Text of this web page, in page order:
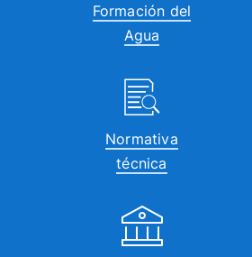
Formación del
Agua
Normativa
técnica